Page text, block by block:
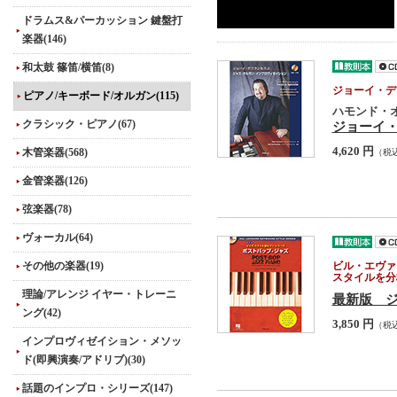
ドラムス&パーカッション 鍵盤打
楽器(146)
和太鼓 篠笛/横笛(8)
ピアノ/キーボード/オルガン(115)
クラシック・ピアノ(67)
木管楽器(568)
金管楽器(126)
弦楽器(78)
ヴォーカル(64)
その他の楽器(19)
理論/アレンジ イヤー・トレーニ
ング(42)
インプロヴィゼイション・メソッ
ド(即興演奏/アドリブ)(30)
話題のインプロ・シリーズ(147)
ジョーイ・
ハモンド・
ジョーイ
4,620 円 （税
ビル・エヴ
スタイルを
最新版 ジ
3,850 円 （税